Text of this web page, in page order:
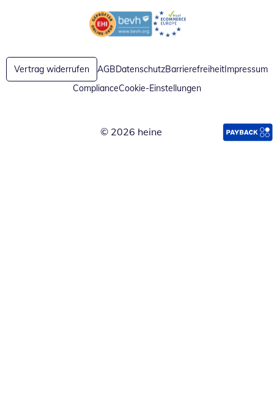
Öffnet in neuem FensterÖffnet in neuem Fenster
Vertrag widerrufen AGBDatenschutzBarrierefreiheit Impressum
ComplianceCookie-Einstellungen
© 2026 heine